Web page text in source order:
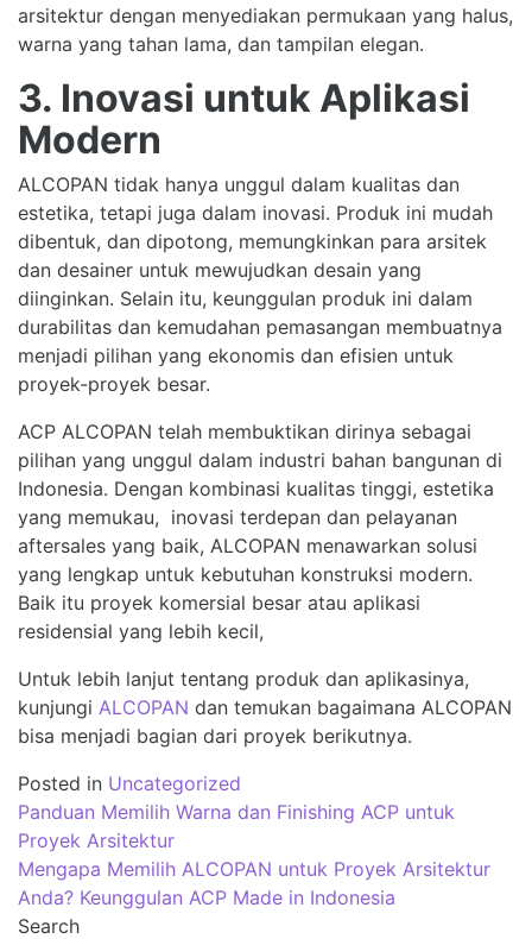
arsitektur dengan menyediakan permukaan yang halus,
warna yang tahan lama, dan tampilan elegan.
3. Inovasi untuk Aplikasi
Modern
ALCOPAN tidak hanya unggul dalam kualitas dan
estetika, tetapi juga dalam inovasi. Produk ini mudah
dibentuk, dan dipotong, memungkinkan para arsitek
dan desainer untuk mewujudkan desain yang
diinginkan. Selain itu, keunggulan produk ini dalam
durabilitas dan kemudahan pemasangan membuatnya
menjadi pilihan yang ekonomis dan efisien untuk
proyek-proyek besar.
ACP ALCOPAN telah membuktikan dirinya sebagai
pilihan yang unggul dalam industri bahan bangunan di
Indonesia. Dengan kombinasi kualitas tinggi, estetika
yang memukau, inovasi terdepan dan pelayanan
aftersales yang baik, ALCOPAN menawarkan solusi
yang lengkap untuk kebutuhan konstruksi modern.
Baik itu proyek komersial besar atau aplikasi
residensial yang lebih kecil,
Untuk lebih lanjut tentang produk dan aplikasinya,
kunjungi ALCOPAN dan temukan bagaimana ALCOPAN
bisa menjadi bagian dari proyek berikutnya.
Posted in Uncategorized
Post
navigation
Panduan Memilih Warna dan Finishing ACP untuk
Proyek Arsitektur
Mengapa Memilih ALCOPAN untuk Proyek Arsitektur
Anda? Keunggulan ACP Made in Indonesia
Search